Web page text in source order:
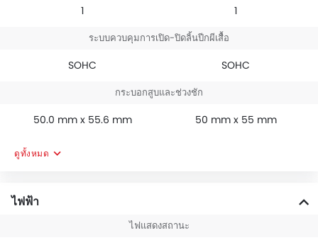
1 1
ระบบควบคุมการเปิด-ปิดลิ้นปีกผีเสื้อ
SOHC SOHC
กระบอกสูบและช่วงชัก
50.0 mm x 55.6 mm 50 mm x 55 mm
ดูทั้งหมด
ไฟฟ้า
ไฟแสดงสถานะ